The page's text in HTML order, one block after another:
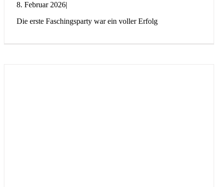
8. Februar 2026|
Die erste Faschingsparty war ein voller Erfolg